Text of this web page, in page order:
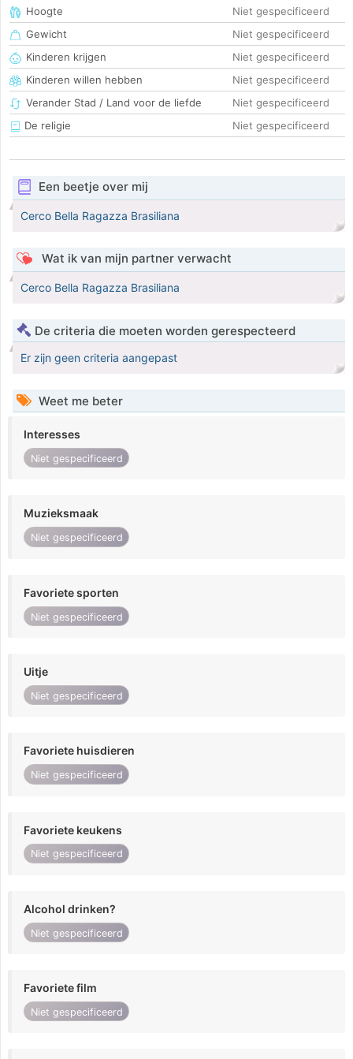
Hoogte
Niet gespecificeerd
Gewicht
Niet gespecificeerd
Kinderen krijgen
Niet gespecificeerd
Kinderen willen hebben
Niet gespecificeerd
Verander Stad / Land voor de liefde
Niet gespecificeerd
De religie
Niet gespecificeerd
Een beetje over mij
Cerco Bella Ragazza Brasiliana
Wat ik van mijn partner verwacht
Cerco Bella Ragazza Brasiliana
De criteria die moeten worden gerespecteerd
Er zijn geen criteria aangepast
Weet me beter
Interesses
Niet gespecificeerd
Muzieksmaak
Niet gespecificeerd
Favoriete sporten
Niet gespecificeerd
Uitje
Niet gespecificeerd
Favoriete huisdieren
Niet gespecificeerd
Favoriete keukens
Niet gespecificeerd
Alcohol drinken?
Niet gespecificeerd
Favoriete film
Niet gespecificeerd